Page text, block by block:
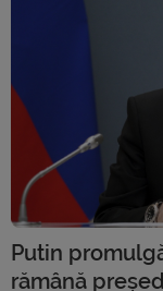
Putin
rămână